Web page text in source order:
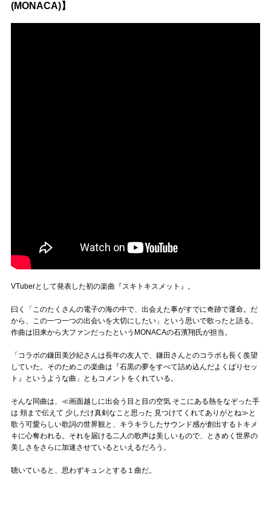
(MONACA)】
VTuberとして発表した初の楽曲『スキトキスメット』。
曰く「このたくさんの電子の海の中で、出会えた事がすでに奇跡で運命。だ
から、この一つ一つの出会いを大切にしたい」という思いで歌ったと語る。
作曲は旧来から大ファンだったというMONACAの石濱翔氏が担当。
「コラボの鎌田美沙紀さんは長年の友人で、鎌田さんとのコラボも長く羨望
していた。そのためこの楽曲は『石黒の夢をすべて詰め込んだよくばりセッ
ト』というような曲」ともコメントをくれている。
そんな同曲は、≪画面越しに出会う目と目の空気 そこにある熱をなぞった手
は 頬まで伝えて 少しだけ真剣なこと思った 見つけてくれてありがとね≫と
歌う可愛らしい歌詞の世界観と、キラキラしたサウンド感が創出するトキメ
キに心奪われる。それを届ける二人の歌声は美しいもので、ときめく世界の
美しさをさらに加速させているといえるだろう。
聴いていると、思わずキュンとする１曲だ。